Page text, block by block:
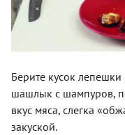
Берите кусок
шашлык с шампуров,
вкус мяса, слегка
закуской.